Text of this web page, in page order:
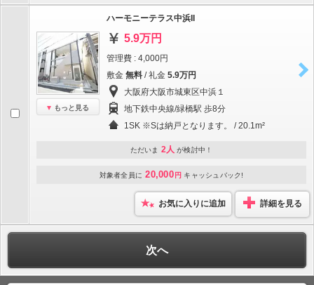
もっと見る
ハーモニーテラス中浜II
5.9万円
管理費 : 4,000円
敷金 無料 / 礼金 5.9万円
大阪府大阪市城東区中浜１
地下鉄中央線/緑橋駅 歩8分
1SK ※Sは納戸となります。 / 20.1m²
ただいま 2人 が検討中！
対象者全員に 20,000 円 キャッシュバック!
お気に入りに追加 詳細を見る
次へ